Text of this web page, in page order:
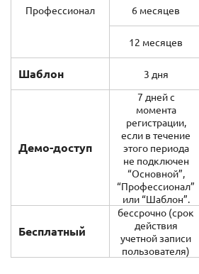
Профессионал 6 месяцев
12 месяцев
Шаблон 3 дня
Демо-доступ
7 дней с
момента
регистрации,
если в течение
этого периода
не подключен
“Основной”,
“Профессионал”
или “Шаблон”.
Бесплатный
бессрочно (срок
действия
учетной записи
пользователя)